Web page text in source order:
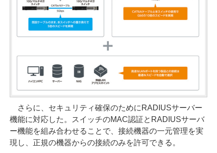
さらに、セキュリティ確保のためにRADIUSサーバー
機能に対応した。スイッチのMAC認証とRADIUSサーバ
ー機能を組み合わせることで、接続機器の一元管理を実
現し、正規の機器からの接続のみを許可できる。